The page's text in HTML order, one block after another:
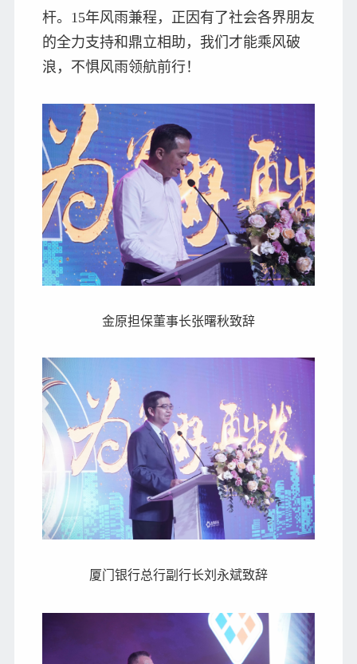
杆。15年风雨兼程，正因有了社会各界朋友
的全力支持和鼎立相助，我们才能乘风破
浪，不惧风雨领航前行！
金原担保董事长张曙秋致辞
厦门银行总行副行长刘永斌致辞